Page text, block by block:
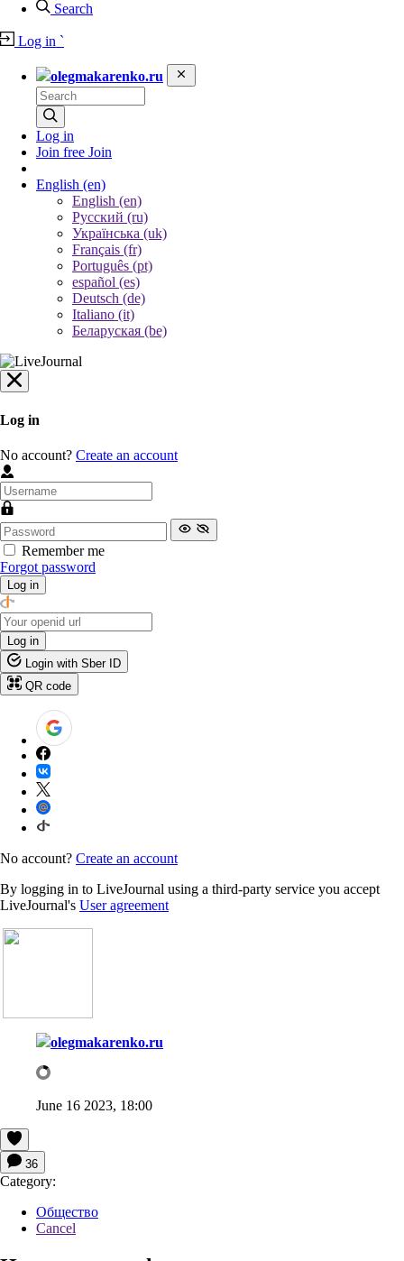
Search
Log in `
olegmakarenko.ru
Log in
Join free Join
English (en)
English (en)
Русский (ru)
Українська (uk)
Français (fr)
Português (pt)
español (es)
Deutsch (de)
Italiano (it)
Беларуская (be)
Log in
No account? Create an account
Remember me
Forgot password
Log in
Log in
Login with Sber ID
QR code
No account? Create an account
By logging in to LiveJournal using a third-party service you accept
LiveJournal's User agreement
olegmakarenko.ru
June 16 2023, 18:00
36
Category:
Общество
Cancel